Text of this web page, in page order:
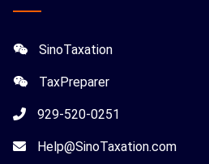
SinoTaxation
TaxPreparer
929-520-0251
Help@SinoTaxation.com